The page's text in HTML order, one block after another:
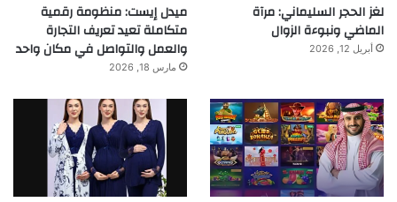
لغز الحجر السليماني: مرآة
الماضي ونبوءة الزوال
أبريل 12, 2026
ميدل إيست: منظومة رقمية
متكاملة تعيد تعريف التجارة
والعمل والتواصل في مكان واحد
مارس 18, 2026